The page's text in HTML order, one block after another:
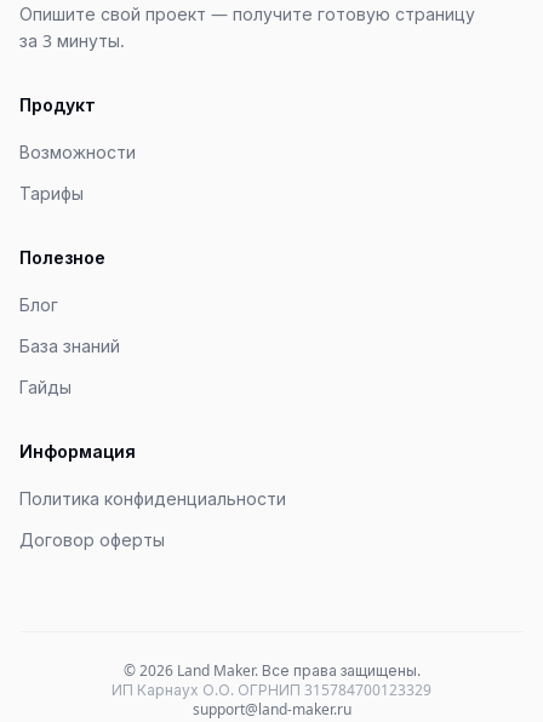
Опишите свой проект — получите готовую страницу
за 3 минуты.
Продукт
Возможности
Тарифы
Полезное
Блог
База знаний
Гайды
Информация
Политика конфиденциальности
Договор оферты
©2026Land Maker. Все права защищены.
ИП Карнаух О.О. ОГРНИП 315784700123329
support@land-maker.ru